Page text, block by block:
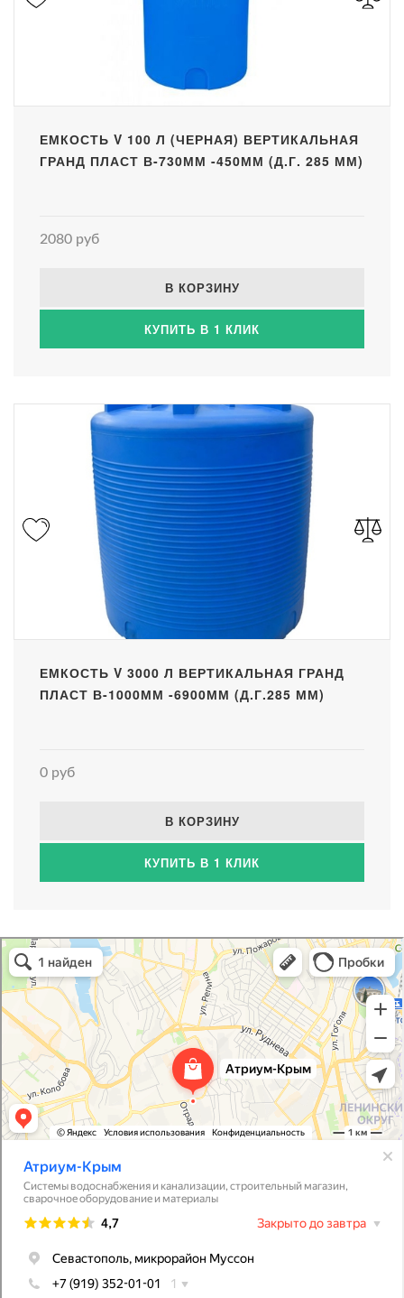
ЕМКОСТЬ V 100 Л (ЧЕРНАЯ) ВЕРТИКАЛЬНАЯ
ГРАНД ПЛАСТ В-730ММ -450ММ (Д.Г. 285 ММ)
2080 руб
В КОРЗИНУ
КУПИТЬ В 1 КЛИК
ЕМКОСТЬ V 3000 Л ВЕРТИКАЛЬНАЯ ГРАНД
ПЛАСТ В-1000ММ -6900ММ (Д.Г.285 ММ)
0 руб
В КОРЗИНУ
КУПИТЬ В 1 КЛИК
Атриум-Крым
Системы водоснабжения, отопления, канализации в Севастополе
Снабжение строительных объектов в Севастополе